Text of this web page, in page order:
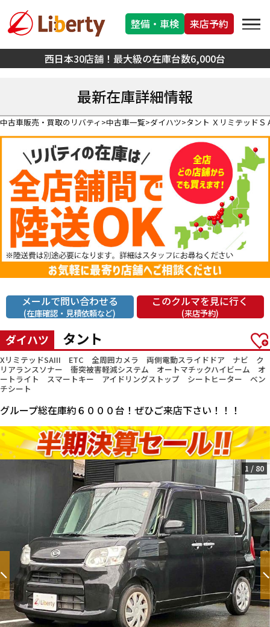
西日本30店舗！最大級の在庫台数6,000台
整備・車検 来店予約
最新在庫詳細情報
中古車販売・買取のリバティ 中古車一覧 ダイハツ タント ＸリミテッドＳ
メールで問い合わせる
(在庫確認・見積依頼など)
このクルマを見に行く
(来店予約)
ダイハツ タント
XリミテッドSAIII ETC 全周囲カメラ 両側電動スライドドア ナビ ク
リアランスソナー 衝突被害軽減システム オートマチックハイビーム オ
ートライト スマートキー アイドリングストップ シートヒーター ベン
チシート
グループ総在庫約６０００台！ぜひご来店下さい！！！
1 / 80